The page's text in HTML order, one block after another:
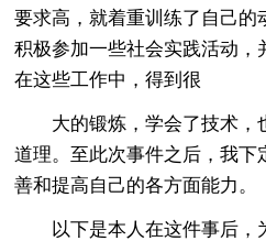
要求高，就着重训练了自己的
积极参加一些社会实践活动，
在这些工作中，得到很
大的锻炼，学会了技术，
道理。至此次事件之后，我下
善和提高自己的各方面能力。
以下是本人在这件事后，